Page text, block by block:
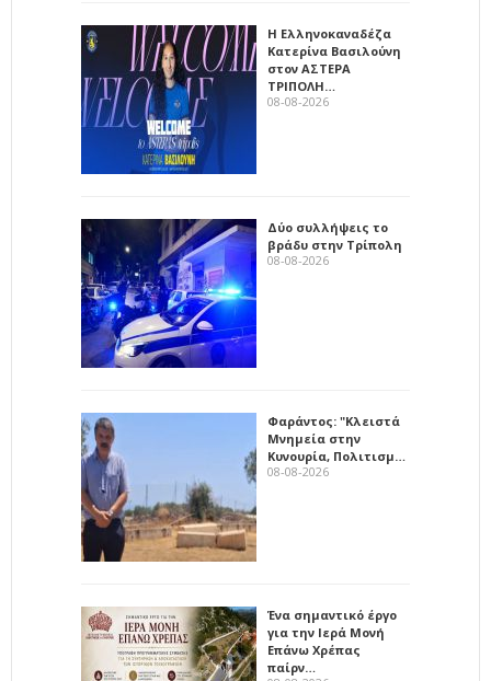
Η Ελληνοκαναδέζα
Κατερίνα Βασιλούνη
στον ΑΣΤΕΡΑ
ΤΡΙΠΟΛΗ…
08-08-2026
Δύο συλλήψεις το
βράδυ στην Τρίπολη
08-08-2026
Φαράντος: "Κλειστά
Μνημεία στην
Κυνουρία, Πολιτισμ…
08-08-2026
Ένα σημαντικό έργο
για την Ιερά Μονή
Επάνω Χρέπας
παίρν…